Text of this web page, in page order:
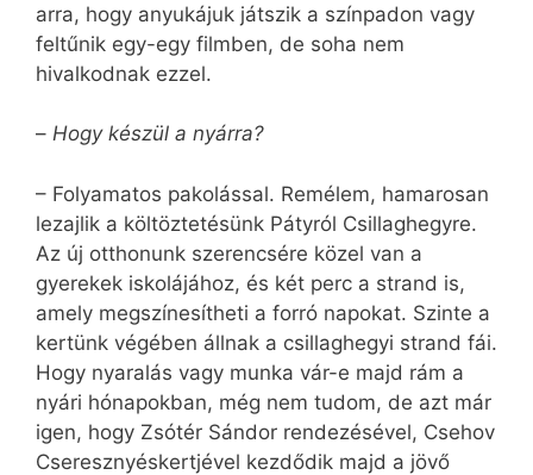
arra, hogy anyukájuk játszik a színpadon vagy
feltűnik egy-egy filmben, de soha nem
hivalkodnak ezzel.
– Hogy készül a nyárra?
– Folyamatos pakolással. Remélem, hamarosan
lezajlik a költöztetésünk Pátyról Csillaghegyre.
Az új otthonunk szerencsére közel van a
gyerekek iskolájához, és két perc a strand is,
amely megszínesítheti a forró napokat. Szinte a
kertünk végében állnak a csillaghegyi strand fái.
Hogy nyaralás vagy munka vár-e majd rám a
nyári hónapokban, még nem tudom, de azt már
igen, hogy Zsótér Sándor rendezésével, Csehov
Cseresznyéskertjével kezdődik majd a jövő